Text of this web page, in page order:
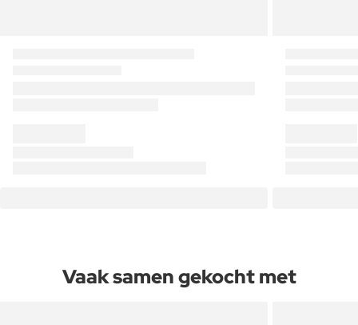
Vaak samen gekocht met